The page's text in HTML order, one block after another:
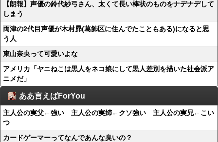
【朗報】声優の鈴代紗弓さん、太くて長い棒状のものをナデナデして
しまう
両津の2代目声優が木村昴(葛飾区に住んでたこともある)になると思
う人
東山奈央って可愛いよな
アメリカ「ヤニねこは黒人をネコ娘にして黒人差別を描いた社会派ア
ニメだ」
ああ言えばForYou
主人公の実父←強い 主人公の実姉←クソ強い 主人公の実兄←こい
つ
カードゲーマーってなんであんな臭いの？